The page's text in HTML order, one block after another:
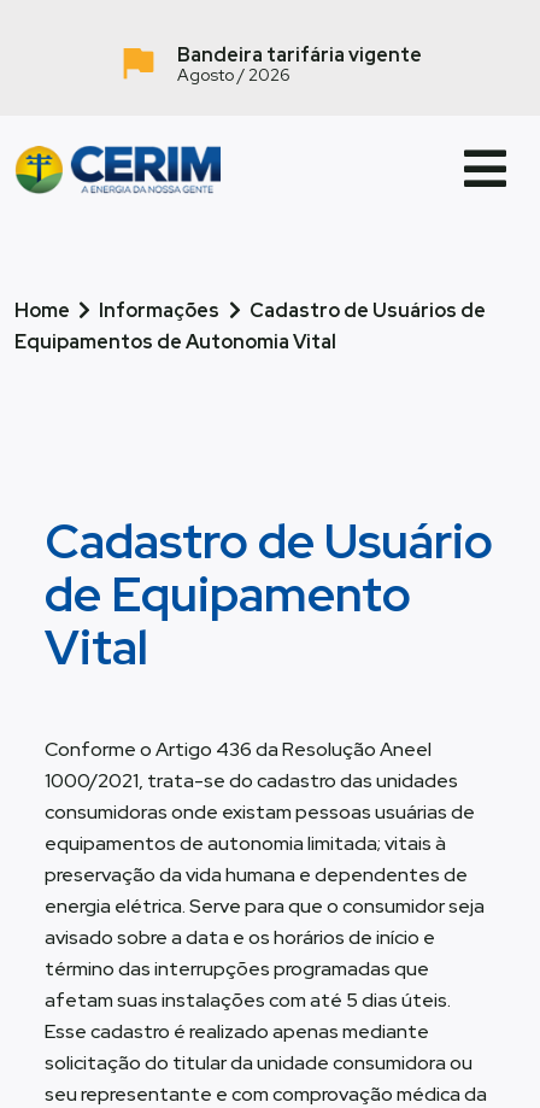
Bandeira tarifária vigente
Agosto / 2026
Home Informações
Cadastro de Usuários de
Equipamentos de Autonomia Vital
Cadastro de Usuário
de Equipamento
Vital
Conforme o Artigo 436 da Resolução Aneel
1000/2021, trata-se do cadastro das unidades
consumidoras onde existam pessoas usuárias de
equipamentos de autonomia limitada; vitais à
preservação da vida humana e dependentes de
energia elétrica. Serve para que o consumidor seja
avisado sobre a data e os horários de início e
término das interrupções programadas que
afetam suas instalações com até 5 dias úteis.
Esse cadastro é realizado apenas mediante
solicitação do titular da unidade consumidora ou
seu representante e com comprovação médica da